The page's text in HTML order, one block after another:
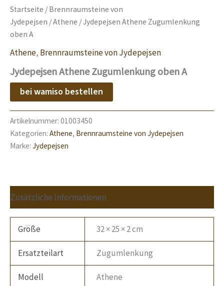
Startseite / Brennraumsteine von
Jydepejsen /Athene / Jydepejsen Athene Zugumlenkung
oben A
Athene, Brennraumsteine von Jydepejsen
Jydepejsen Athene Zugumlenkung oben A
bei wamiso bestellen
Artikelnummer: 01003450
Kategorien: Athene, Brennraumsteine von Jydepejsen
Marke: Jydepejsen
Zusätzliche Informationen
Größe 32 × 25 × 2 cm
Ersatzteilart Zugumlenkung
Modell Athene